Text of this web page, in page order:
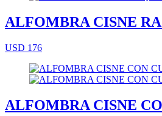
ALFOMBRA CISNE
USD 176
ALFOMBRA CISNE